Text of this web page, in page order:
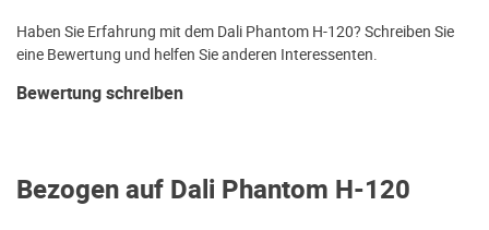
Haben Sie Erfahrung mit dem Dali Phantom H-120? Schreiben Sie
eine Bewertung und helfen Sie anderen Interessenten.
Bewertung schreiben
Bezogen auf Dali Phantom H-120